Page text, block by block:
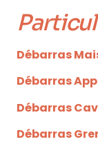
Débarras
Débarras
Débarras
Débarras